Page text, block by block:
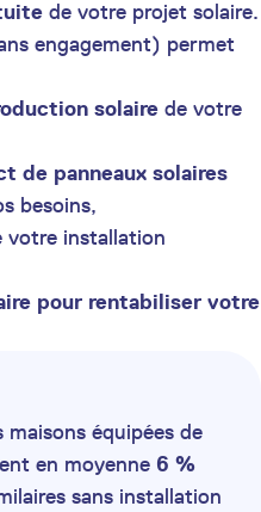
de votre projet solaire.
engagement) permet
solaire de votre
de panneaux solaires
besoins,
votre installation
pour rentabiliser votre
équipées de
en moyenne 6 %
sans installation